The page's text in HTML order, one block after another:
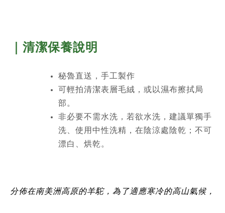
｜清潔保養說明
秘魯直送，手工製作
可輕拍清潔表層毛絨，或以濕布擦拭局
部。
非必要不需水洗，若欲水洗，建議單獨手
洗、使用中性洗精，在陰涼處陰乾；不可
漂白、烘乾。
分佈在南美洲高原的羊駝，為了適應寒冷的高山氣候，